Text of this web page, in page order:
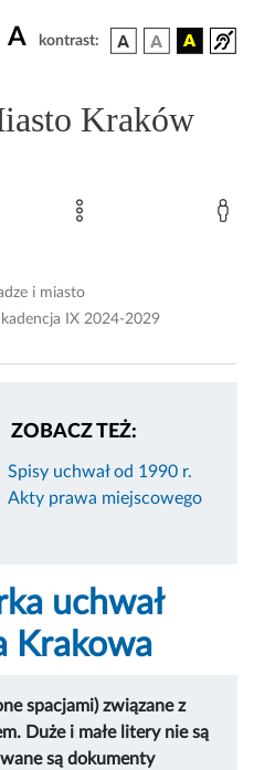
A kontrast:
Kraków
i miasto
IX 2024-2029
ZOBACZ TEŻ:
Spisy uchwał od 1990 r.
Akty prawa miejscowego
uchwał
Krakowa
spacjami) związane z
Duże i małe litery nie są
są dokumenty